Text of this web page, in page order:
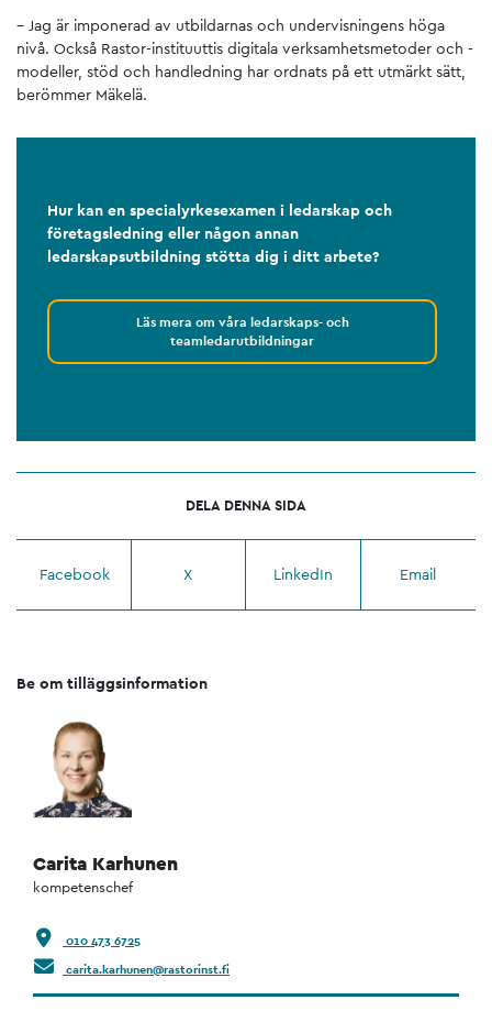
– Jag är imponerad av utbildarnas och undervisningens höga
nivå. Också Rastor-instituuttis digitala verksamhetsmetoder och -
modeller, stöd och handledning har ordnats på ett utmärkt sätt,
berömmer Mäkelä.
Hur kan en specialyrkesexamen i ledarskap och
företagsledning eller någon annan
ledarskapsutbildning stötta dig i ditt arbete?
Läs mera om våra ledarskaps- och
teamledarutbildningar
DELA DENNA SIDA
Facebook X LinkedIn Email
Be om tilläggsinformation
Carita Karhunen
kompetenschef
010 473 6725
carita.karhunen@rastorinst.fi